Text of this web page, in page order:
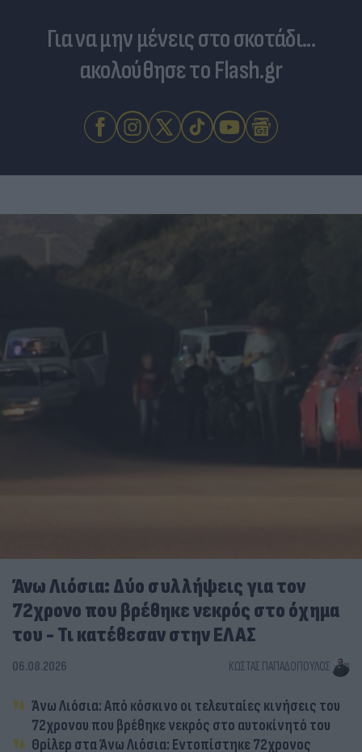
Για να μην μένεις στο σκοτάδι...
ακολούθησε το Flash.gr
Άνω Λιόσια: Δύο συλλήψεις για τον
72χρονο που βρέθηκε νεκρός στο όχημα
του - Τι κατέθεσαν στην ΕΛΑΣ
06.08.2026 ΚΏΣΤΑΣ ΠΑΠΑΔΌΠΟΥΛΟΣ
Άνω Λιόσια: Από κόσκινο οι τελευταίες κινήσεις του
72χρονου που βρέθηκε νεκρός στο αυτοκίνητό του
Θρίλερ στα Άνω Λιόσια: Εντοπίστηκε 72χρονος